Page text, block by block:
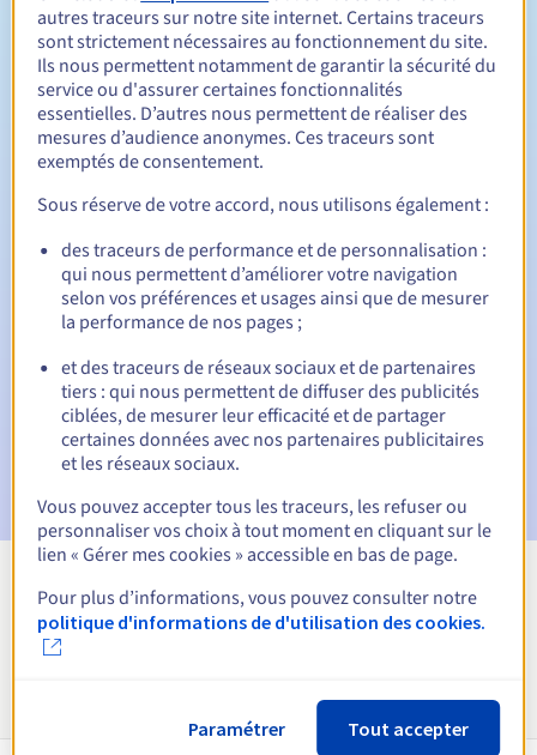
Durée de renouvellement Entre 1 et 10 ans
Période de rédemption
Notifications automatiques :
E-mails d'avertissement :60, 30, 15, 7 et 3 jours avant la
date d'échéance
E-mail le jour de l'expirationpour notification de la
suspension du nom de domaine
E-mail après la période de grâce de rédemptionpour
notification de la suppression du nom de domaine
Voir toutes les extensions
autres traceurs sur notre site internet. Certains traceurs
sont strictement nécessaires au fonctionnement du site.
Ils nous permettent notamment de garantir la sécurité du
service ou d'assurer certaines fonctionnalités
essentielles. D’autres nous permettent de réaliser des
mesures d’audience anonymes. Ces traceurs sont
exemptés de consentement.
Sous réserve de votre accord, nous utilisons également :
des traceurs de performance et de personnalisation :
qui nous permettent d’améliorer votre navigation
selon vos préférences et usages ainsi que de mesurer
la performance de nos pages ;
et des traceurs de réseaux sociaux et de partenaires
tiers : qui nous permettent de diffuser des publicités
ciblées, de mesurer leur efficacité et de partager
certaines données avec nos partenaires publicitaires
et les réseaux sociaux.
Vous pouvez accepter tous les traceurs, les refuser ou
personnaliser vos choix à tout moment en cliquant sur le
lien « Gérer mes cookies » accessible en bas de page.
Pour plus d’informations, vous pouvez consulter notre
politique d'informations de d'utilisation des cookies.
Paramétrer Tout accepter